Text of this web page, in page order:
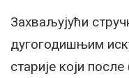
Захваљујући
дугогодишњим
старије који